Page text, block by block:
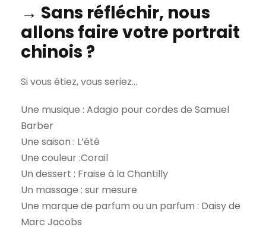
→ Sans réfléchir, nous
allons faire votre portrait
chinois ?
Si vous étiez, vous seriez…
Une musique : Adagio pour cordes de Samuel
Barber
Une saison : L’été
Une couleur :Corail
Un dessert : Fraise à la Chantilly
Un massage : sur mesure
Une marque de parfum ou un parfum : Daisy de
Marc Jacobs